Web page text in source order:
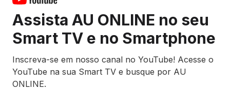
Assista AU ONLINE no seu
Smart TV e no Smartphone
Inscreva-se em nosso canal no YouTube! Acesse o
YouTube na sua Smart TV e busque por AU
ONLINE.